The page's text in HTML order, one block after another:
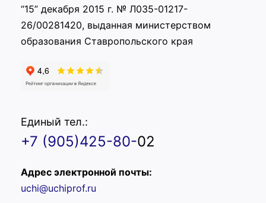
“15” декабря 2015 г. № Л035-01217-
26/00281420, выданная министерством
образования Ставропольского края
Единый тел.:
+7 (905)425-80-02
Адрес электронной почты:
uchi@uchiprof.ru